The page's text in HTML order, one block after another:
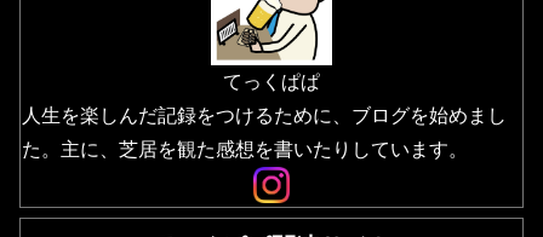
てっくぱぱ
人生を楽しんだ記録をつけるために、ブログを始めまし
た。主に、芝居を観た感想を書いたりしています。